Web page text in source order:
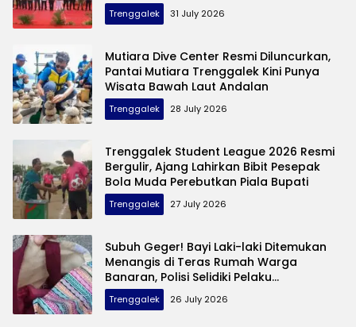
Trenggalek 31 July 2026
Mutiara Dive Center Resmi Diluncurkan,
Pantai Mutiara Trenggalek Kini Punya
Wisata Bawah Laut Andalan
Trenggalek 28 July 2026
Trenggalek Student League 2026 Resmi
Bergulir, Ajang Lahirkan Bibit Pesepak
Bola Muda Perebutkan Piala Bupati
Trenggalek 27 July 2026
Subuh Geger! Bayi Laki-laki Ditemukan
Menangis di Teras Rumah Warga
Banaran, Polisi Selidiki Pelaku
Pembuangan
Trenggalek 26 July 2026